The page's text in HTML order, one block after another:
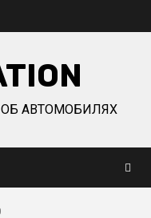
АВТОМОБИЛЯХ